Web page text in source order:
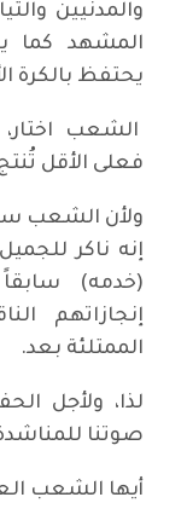
والمدنيين
المشهد كما
يحتفظ بالكرة
الشعب
فعلى الأقل
ولأن الشعب
إنه ناكر
(خدمه) سابقاً
إنجازاتهم
الممتلئة بعد.
لذا، ولأجل
صوتنا للمناشدة
أيها الشعب